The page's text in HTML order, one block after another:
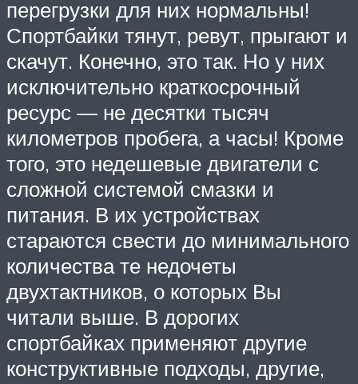
перегрузки для них нормальны!
Спортбайки тянут, ревут, прыгают и
скачут. Конечно, это так. Но у них
исключительно краткосрочный
ресурс — не десятки тысяч
километров пробега, а часы! Кроме
того, это недешевые двигатели с
сложной системой смазки и
питания. В их устройствах
стараются свести до минимального
количества те недочеты
двухтактников, о которых Вы
читали выше. В дорогих
спортбайках применяют другие
конструктивные подходы, другие,